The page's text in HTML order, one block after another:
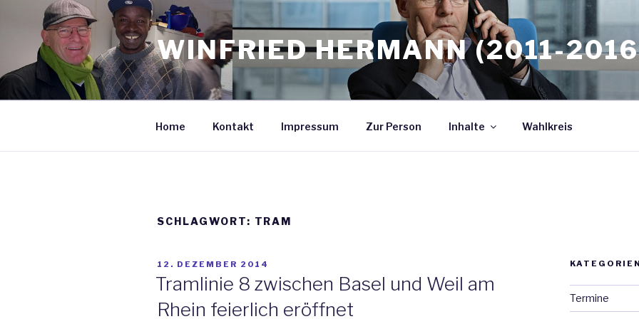
springen
WINFRIED HERMANN (2011-
Home Kontakt Impressum Zur Person Inhalte Wahlkreis
SCHLAGWORT: TRAM
VERÖFFENTLICHT
AM
12. DEZEMBER 2014
Tramlinie 8 zwischen Basel und Weil am
Rhein feierlich eröffnet
Termine